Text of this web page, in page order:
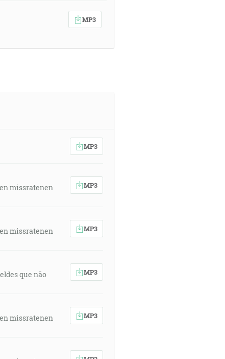
MP3
MP3
missratenen
MP3
missratenen
MP3
que não
MP3
missratenen
MP3